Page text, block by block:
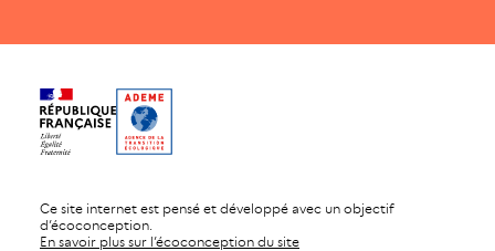
Ce site internet est pensé et développé avec un objectif
d’écoconception.
En savoir plus sur l’écoconception du site